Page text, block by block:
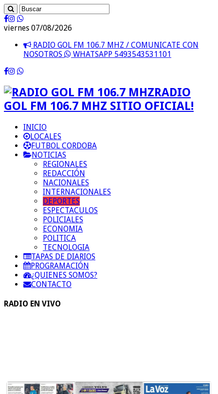
viernes 07/08/2026
RADIO GOL FM 106.7 MHZ / COMUNICATE CON
NOSOTROS
WHATSAPP 5493543531101
RADIO
GOL FM 106.7 MHZ SITIO OFICIAL!
INICIO
LOCALES
FUTBOL CORDOBA
NOTICIAS
REGIONALES
REDACCIÓN
NACIONALES
INTERNACIONALES
DEPORTES
ESPECTACULOS
POLICIALES
ECONOMIA
POLITICA
TECNOLOGIA
TAPAS DE DIARIOS
PROGRAMACIÓN
¿QUIENES SOMOS?
CONTACTO
RADIO EN VIVO